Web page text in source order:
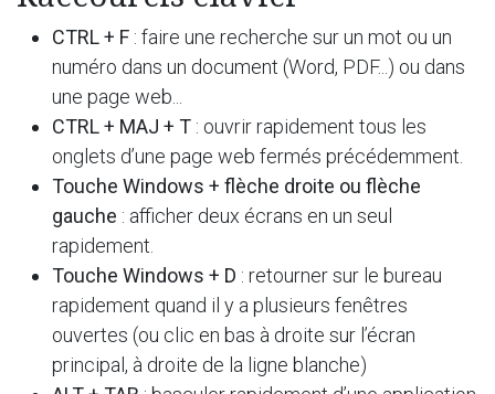
CTRL + F : faire une recherche sur un mot ou un
numéro dans un document (Word, PDF...) ou dans
une page web...
CTRL + MAJ + T : ouvrir rapidement tous les
onglets d’une page web fermés précédemment.
Touche Windows + flèche droite ou flèche
gauche : afficher deux écrans en un seul
rapidement.
Touche Windows + D : retourner sur le bureau
rapidement quand il y a plusieurs fenêtres
ouvertes (ou clic en bas à droite sur l’écran
principal, à droite de la ligne blanche)